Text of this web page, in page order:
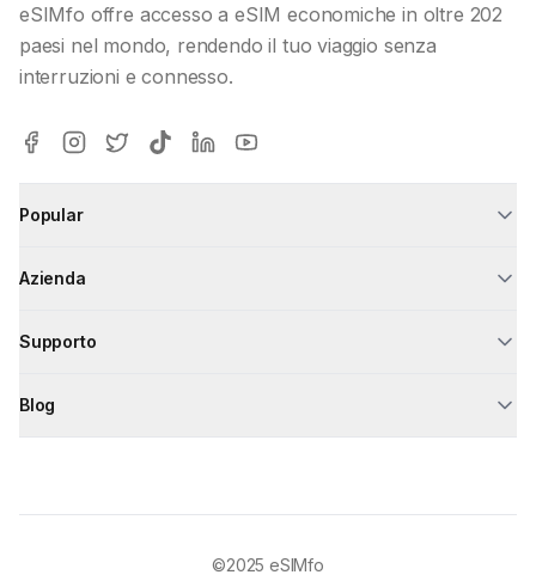
eSIMfo offre accesso a eSIM economiche in oltre 202
paesi nel mondo, rendendo il tuo viaggio senza
interruzioni e connesso.
Popular
Azienda
Supporto
Blog
©2025 eSIMfo